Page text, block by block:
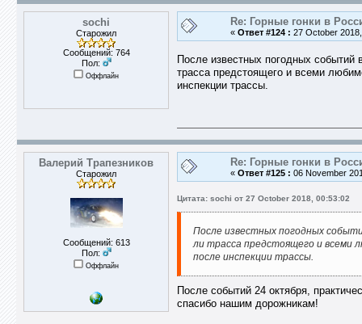
sochi
Старожил
Сообщений: 764
Пол:
Оффлайн
Re: Горные гонки в
« Ответ #124 : 27 October
После известных погодных событий
трасса предстоящего и всеми
инспекции трассы.
Валерий Трапезников
Старожил
Сообщений: 613
Пол:
Оффлайн
Re: Горные гонки в
« Ответ #125 : 06 November
Цитата: sochi от 27 October 2018, 00:53:02
После известных погодных
ли трасса предстоящего и
после инспекции трассы.
После событий 24 октября,
спасибо нашим дорожникам!